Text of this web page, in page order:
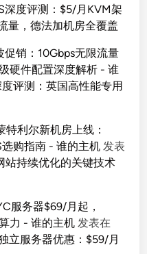
深度评测：$5/月KVM架
量，德法加机房全覆盖
销：10Gbps无限流量
硬件配置深度解析 - 谁
评测：英国高性能专用
特利尔新机房上线：
购指南 - 谁的主机 发表
站持续优化的关键技术
服务器$69/月起，
力 - 谁的主机 发表在
立服务器优惠：$59/月